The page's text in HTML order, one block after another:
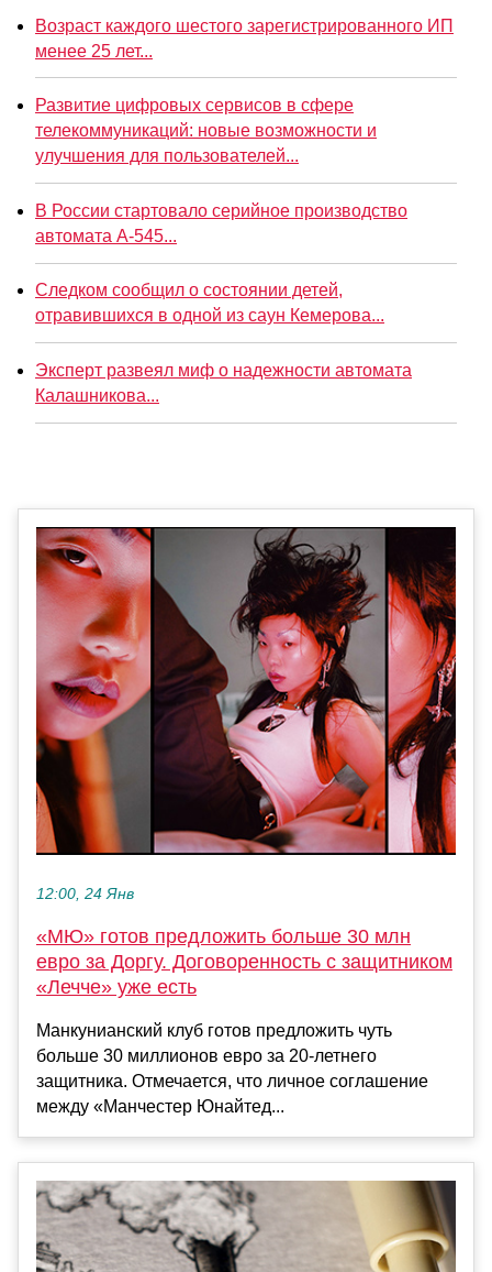
Возраст каждого шестого зарегистрированного ИП
менее 25 лет...
Развитие цифровых сервисов в сфере
телекоммуникаций: новые возможности и
улучшения для пользователей...
В России стартовало серийное производство
автомата А-545...
Следком сообщил о состоянии детей,
отравившихся в одной из саун Кемерова...
Эксперт развеял миф о надежности автомата
Калашникова...
12:00, 24 Янв
«МЮ» готов предложить больше 30 млн
евро за Доргу. Договоренность с защитником
«Лечче» уже есть
Манкунианский клуб готов предложить чуть
больше 30 миллионов евро за 20-летнего
защитника. Отмечается, что личное соглашение
между «Манчестер Юнайтед...